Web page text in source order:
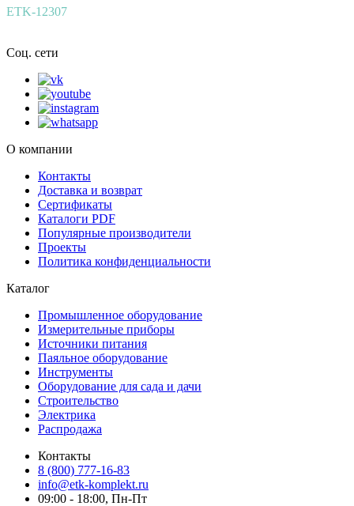
ETK-12307
Соц. сети
О компании
Контакты
Доставка и возврат
Сертификаты
Каталоги PDF
Популярные производители
Проекты
Политика конфиденциальности
Каталог
Промышленное оборудование
Измерительные приборы
Источники питания
Паяльное оборудование
Инструменты
Оборудование для сада и дачи
Строительство
Электрика
Распродажа
Контакты
8 (800) 777-16-83
info@etk-komplekt.ru
09:00 - 18:00, Пн-Пт